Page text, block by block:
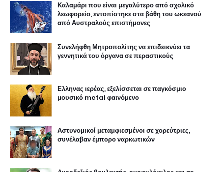
Καλαμάρι που είναι μεγαλύτερο από σχολικό
λεωφορείο, εντοπίστηκε στα βάθη του ωκεανού
από Αυστραλούς επιστήμονες
Συνελήφθη Μητροπολίτης να επιδεικνύει τα
γεννητικά του όργανα σε περαστικούς
Ελληνας ιερέας, εξελίσσεται σε παγκόσμιο
μουσικό metal φαινόμενο
Αστυνομικοί μεταμφιεσμένοι σε χορεύτριες,
συνέλαβαν έμπορο ναρκωτικών